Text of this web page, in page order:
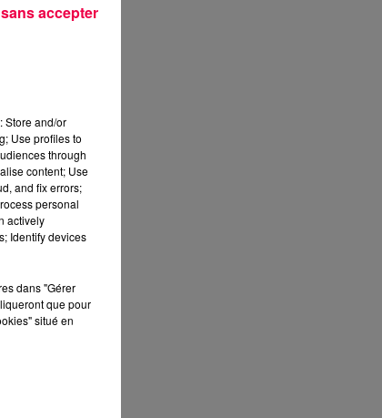
Store and/or
Use profiles to
through
content; Use
and fix errors;
personal
actively
Identify devices
dans "Gérer
que pour
situé en
accepter